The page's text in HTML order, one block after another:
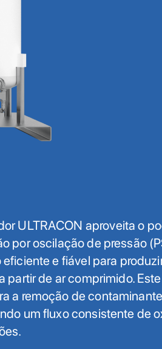
ULTRACON aproveita o
por oscilação de pressão
e fiável para
partir de ar comprimido.
a remoção de
um fluxo consistente de